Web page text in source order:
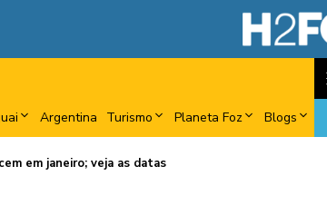
Argentina Turismo Planeta Foz Blogs
em janeiro; veja as datas